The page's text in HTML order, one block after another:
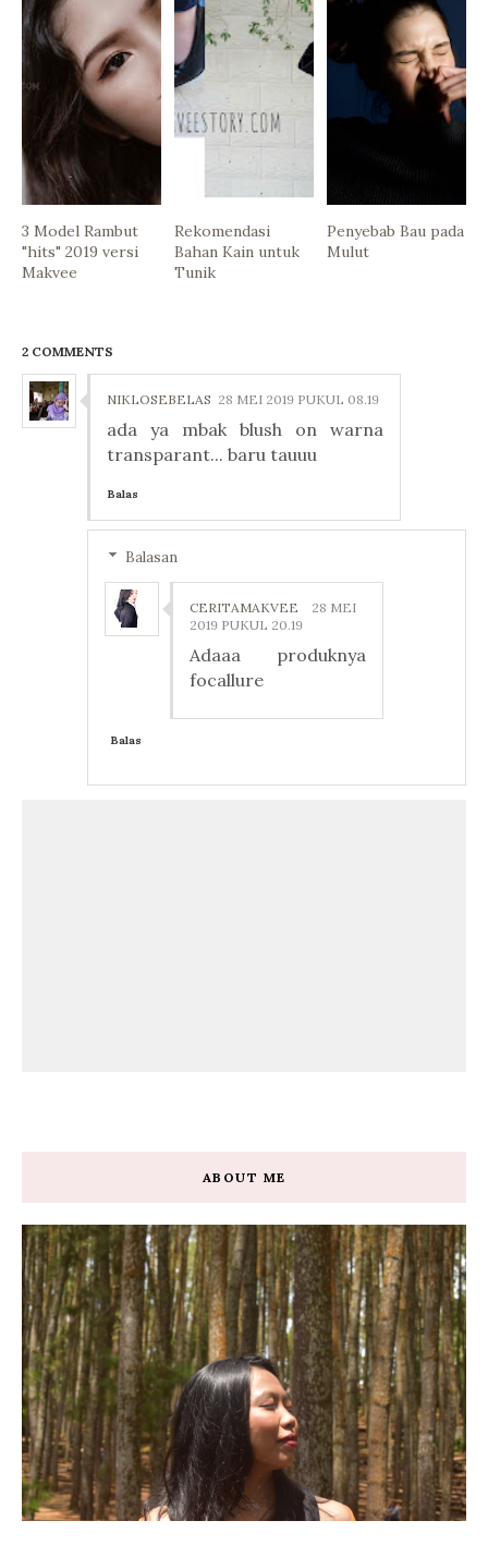
3 Model Rambut
"hits" 2019 versi
Makvee
Rekomendasi
Bahan Kain untuk
Tunik
Penyebab Bau pada
Mulut
2 COMMENTS
NIKLOSEBELAS 28 MEI 2019 PUKUL 08.19
ada ya mbak blush on warna
transparant... baru tauuu
Balas
Balasan
CERITAMAKVEE
28 MEI
2019 PUKUL 20.19
Adaaa produknya
focallure
Balas
ABOUT ME